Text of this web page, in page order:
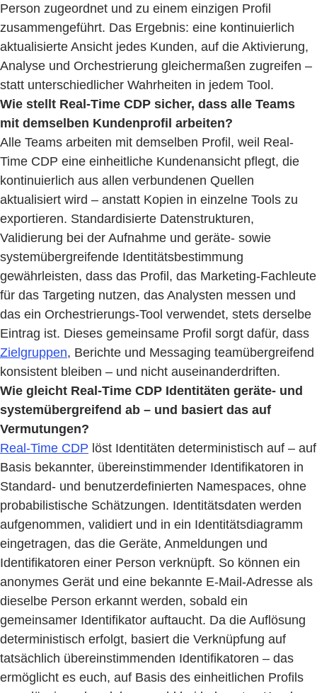
Person zugeordnet und zu einem einzigen Profil
zusammengeführt. Das Ergebnis: eine kontinuierlich
aktualisierte Ansicht jedes Kunden, auf die Aktivierung,
Analyse und Orchestrierung gleichermaßen zugreifen –
statt unterschiedlicher Wahrheiten in jedem Tool.
Wie stellt Real-Time CDP sicher, dass alle Teams
mit demselben Kundenprofil arbeiten?
Alle Teams arbeiten mit demselben Profil, weil Real-
Time CDP eine einheitliche Kundenansicht pflegt, die
kontinuierlich aus allen verbundenen Quellen
aktualisiert wird – anstatt Kopien in einzelne Tools zu
exportieren. Standardisierte Datenstrukturen,
Validierung bei der Aufnahme und geräte- sowie
systemübergreifende Identitätsbestimmung
gewährleisten, dass das Profil, das Marketing-Fachleute
für das Targeting nutzen, das Analysten messen und
das ein Orchestrierungs-Tool verwendet, stets derselbe
Eintrag ist. Dieses gemeinsame Profil sorgt dafür, dass
Zielgruppen, Berichte und Messaging teamübergreifend
konsistent bleiben – und nicht auseinanderdriften.
Wie gleicht Real-Time CDP Identitäten geräte- und
systemübergreifend ab – und basiert das auf
Vermutungen?
Real-Time CDP löst Identitäten deterministisch auf – auf
Basis bekannter, übereinstimmender Identifikatoren in
Standard- und benutzerdefinierten Namespaces, ohne
probabilistische Schätzungen. Identitätsdaten werden
aufgenommen, validiert und in ein Identitätsdiagramm
eingetragen, das die Geräte, Anmeldungen und
Identifikatoren einer Person verknüpft. So können ein
anonymes Gerät und eine bekannte E-Mail-Adresse als
dieselbe Person erkannt werden, sobald ein
gemeinsamer Identifikator auftaucht. Da die Auflösung
deterministisch erfolgt, basiert die Verknüpfung auf
tatsächlich übereinstimmenden Identifikatoren – das
ermöglicht es euch, auf Basis des einheitlichen Profils